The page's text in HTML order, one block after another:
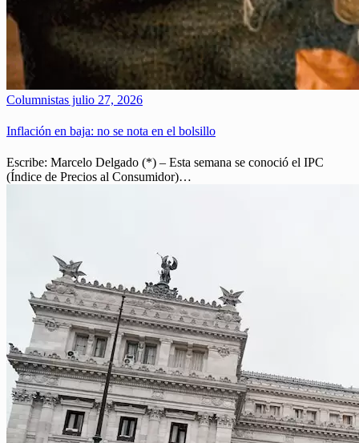
Columnistas julio 27, 2026
Inflación en baja: no se nota en el bolsillo
Escribe: Marcelo Delgado (*) – Esta semana se conoció el IPC
(Índice de Precios al Consumidor)…